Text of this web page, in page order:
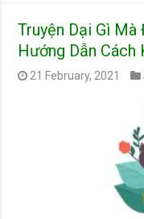
Truyện Dại Gì
Hướng Dẫn Cách
21 February, 2021